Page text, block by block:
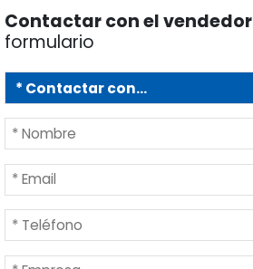
Contactar con el vendedor
formulario